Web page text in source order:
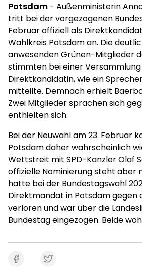
Potsdam - Außenministerin
tritt bei der vorgezogenen
Februar offiziell als
Wahlkreis Potsdam an. Die
anwesenden Grünen-Mitglieder
stimmten bei einer
Direktkandidatin, wie ein
mitteilte. Demnach erhielt
Zwei Mitglieder sprachen sich
enthielten sich.
Bei der Neuwahl am 23. Februar
Potsdam daher wahrscheinlich
Wettstreit mit SPD-Kanzler Olaf
offizielle Nominierung steht aber
hatte bei der Bundestagswahl
Direktmandat in Potsdam gegen
verloren und war über die
Bundestag eingezogen. Beide